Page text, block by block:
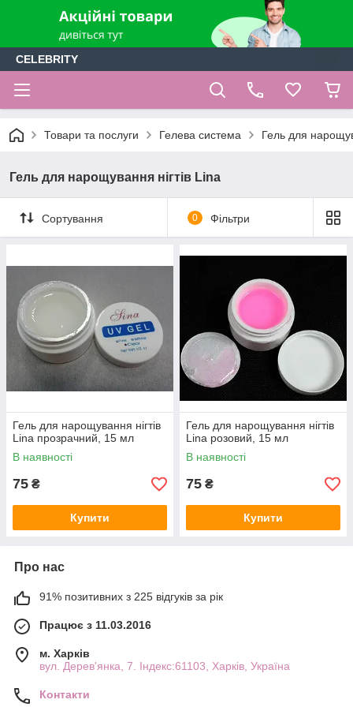
CELEBRITY
Товари та послуги Гелева система Гель для
Гель для нарощування нігтів Lina
Сортування 0 Фільтри
Гель для нарощування нігтів
Lina прозрачний, 15 мл
В наявності
75 ₴
Купити
Гель для нарощування нігтів
Lina розовий, 15 мл
В наявності
75 ₴
Купити
Про нас
91% позитивних з 225 відгуків за рік
Працює з 11.03.2016
м. Харків
вул. Дерев'янка, 7. Індекс:61103, Харків, Україна
Контакти